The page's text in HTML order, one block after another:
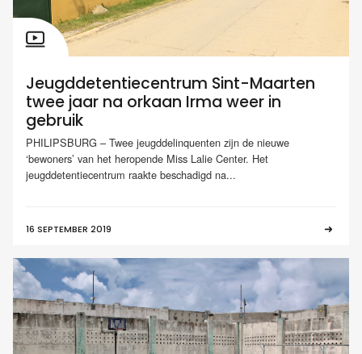
Jeugddetentiecentrum Sint-Maarten
twee jaar na orkaan Irma weer in
gebruik
PHILIPSBURG – Twee jeugddelinquenten zijn de nieuwe
‘bewoners’ van het heropende Miss Lalie Center. Het
jeugddetentiecentrum raakte beschadigd na...
16 SEPTEMBER 2019